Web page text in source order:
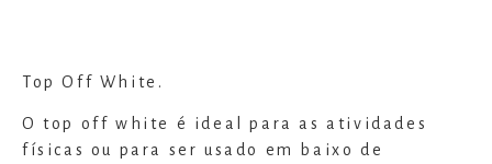
Top Off White.
O top off white é ideal para as atividades
físicas ou para ser usado em baixo de